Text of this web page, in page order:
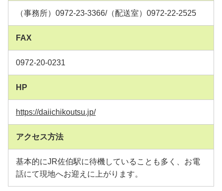
（事務所）0972-23-3366/（配送室）0972-22-2525
FAX
0972-20-0231
HP
https://daiichikoutsu.jp/
アクセス方法
基本的にJR佐伯駅に待機していることも多く、お電
話にて現地へお迎えに上がります。